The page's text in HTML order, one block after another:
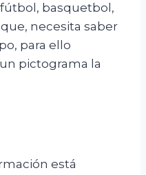
basquetbol,
necesita saber
para ello
pictograma la
está